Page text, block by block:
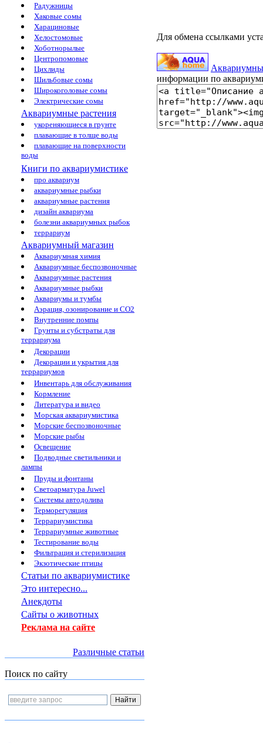
Радужницы
Хаковые сомы
Харациновые
Хелостомовые
Хоботнорылые
Центропомовые
Цихлиды
Шильбовые сомы
Широкоголовые сомы
Электрические сомы
Аквариумные растения
укореняющиеся в грунте
плавающие в толще воды
плавающие на поверхности
воды
Книги по аквариумистике
про аквариум
аквариумные рыбки
аквариумные растения
дизайн аквариума
болезни аквариумных рыбок
террариум
Аквариумный магазин
Аквариумная химия
Аквариумные беспозвоночные
Аквариумные растения
Аквариумные рыбки
Аквариумы и тумбы
Аэрация, озонирование и CO2
Внутренние помпы
Грунты и субстраты для
террариума
Декорации
Декорации и укрытия для
террариумов
Инвентарь для обслуживания
Кормление
Литература и видео
Морская аквариумистика
Морские беспозвоночные
Морские рыбы
Освещение
Подводные светильники и
лампы
Пруды и фонтаны
Светоарматура Juwel
Системы автодолива
Терморегуляция
Террариумистика
Террариумные животные
Тестирование воды
Фильтрация и стерилизация
Экзотические птицы
Статьи по аквариумистике
Это интересно...
Анекдоты
Сайты о животных
Реклама на сайте
Различные статьи
Поиск по сайту
Для обмена ссылками
информации по